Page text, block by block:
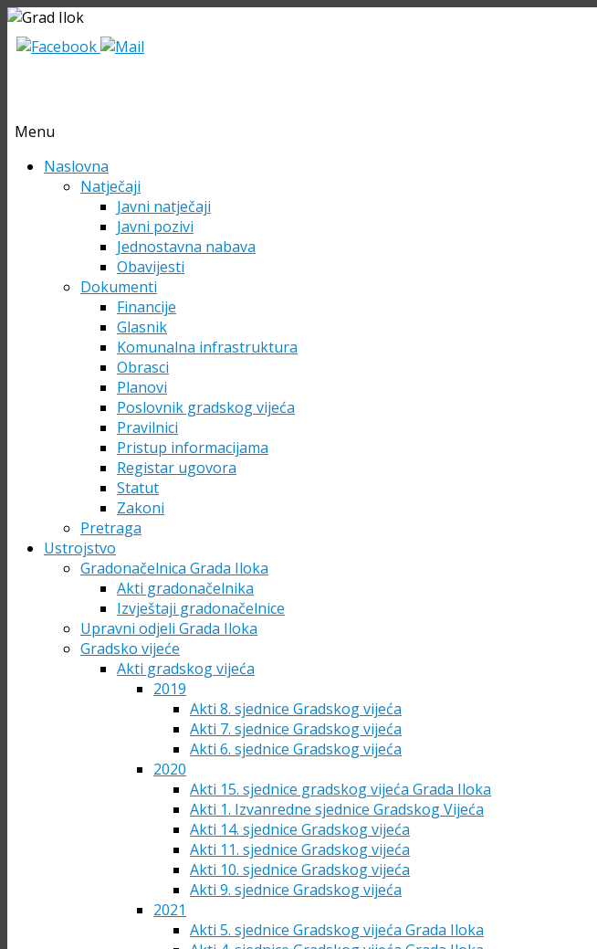
Menu
Skip Naslovna
Natječaji
Javni natječaji
Javni pozivi
Jednostavna nabava
Obavijesti
Dokumenti
Financije
Glasnik
Komunalna infrastruktura
Obrasci
Planovi
Poslovnik gradskog vijeća
Pravilnici
Pristup informacijama
Registar ugovora
Statut
Zakoni
Pretraga
Ustrojstvo
Gradonačelnica Grada Iloka
Akti gradonačelnika
Izvještaji gradonačelnice
Upravni odjeli Grada Iloka
Gradsko vijeće
Akti gradskog vijeća
2019
Akti 8. sjednice Gradskog vijeća
Akti 7. sjednice Gradskog vijeća
Akti 6. sjednice Gradskog vijeća
2020
Akti 15. sjednice gradskog vijeća Grada Iloka
Akti 1. Izvanredne sjednice Gradskog Vijeća
Akti 14. sjednice Gradskog vijeća
Akti 11. sjednice Gradskog vijeća
Akti 10. sjednice Gradskog vijeća
Akti 9. sjednice Gradskog vijeća
2021
Akti 5. sjednice Gradskog vijeća Grada Iloka